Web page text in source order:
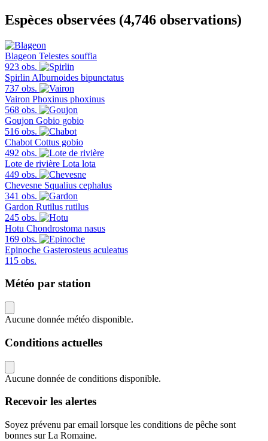
Espèces observées (4,746 observations)
Blageon Telestes souffia
923 obs.
Spirlin Alburnoides bipunctatus
737 obs.
Vairon Phoxinus phoxinus
568 obs.
Goujon Gobio gobio
516 obs.
Chabot Cottus gobio
492 obs.
Lote de rivière Lota lota
449 obs.
Chevesne Squalius cephalus
341 obs.
Gardon Rutilus rutilus
245 obs.
Hotu Chondrostoma nasus
169 obs.
Epinoche Gasterosteus aculeatus
115 obs.
Météo par station
Aucune donnée météo disponible.
Conditions actuelles
Aucune donnée de conditions disponible.
Recevoir les alertes
Soyez prévenu par email lorsque les conditions de pêche sont
bonnes sur La Romaine.